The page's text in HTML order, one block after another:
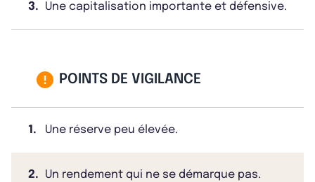
3. Une capitalisation importante et défensive.
POINTS DE VIGILANCE
1. Une réserve peu élevée.
2. Un rendement qui ne se démarque pas.